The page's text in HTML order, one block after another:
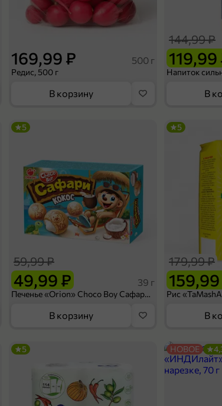
169,99 ₽ 500 г
Редис, 500 г
В корзину
119,99
144,99 ₽
В
49,99 ₽
59,99 ₽
39 г
Печенье «Orion» Choco Boy Сафари кокос, 39 г
5
В корзину
179,99 ₽
5
В
5 НОВОЕ